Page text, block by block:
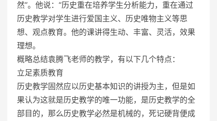
然”。他说：“历史重在培养学生分析能力，重在通过
历史教学对学生进行爱国主义、历史唯物主义等思
想、观点教育。他的课讲得生动、丰富、灵活，效果
理想。
概略总结袁腾飞老师的教学，有以下几个特点：
立足素质教育
历史教学固然应以历史基本知识的讲授为主，但是如
果认为这就是历史教学的唯一功能，是历史教学的全
部目的，那么历史教学必然是机械的，死记硬背便成